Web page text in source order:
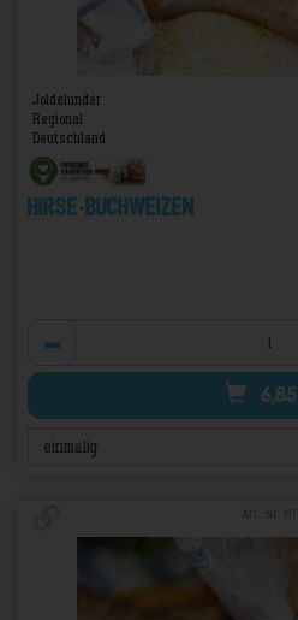
Joldelunder
Regional
Deutschland
Hirse-Buchweizen
6,85